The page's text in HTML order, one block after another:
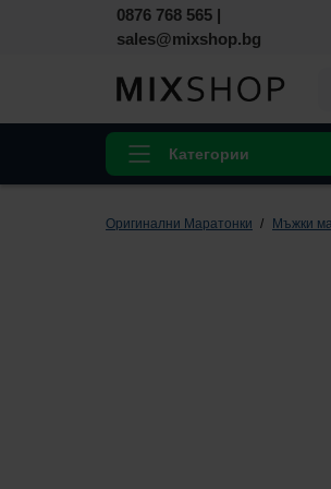
0876 768 565 |
sales@mixshop.bg
Категории
Оригинални Маратонки Мъжки